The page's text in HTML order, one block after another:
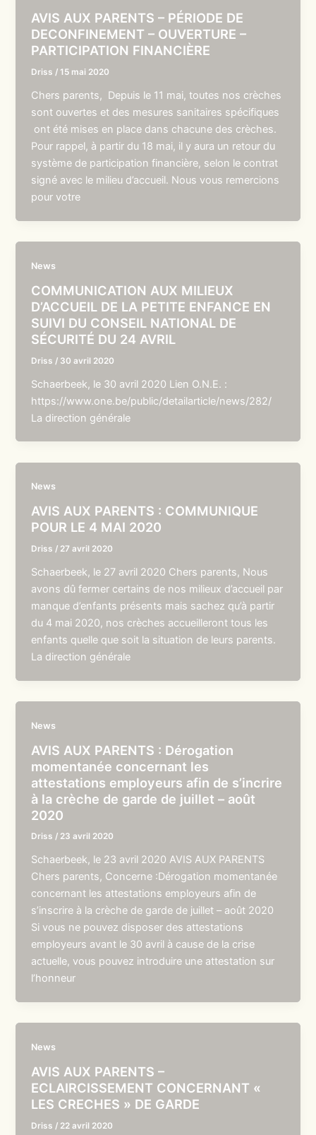
AVIS AUX PARENTS – PÉRIODE DE
DECONFINEMENT – OUVERTURE –
PARTICIPATION FINANCIÈRE
Driss /15 mai 2020
Chers parents, Depuis le 11 mai, toutes nos crèches
sont ouvertes et des mesures sanitaires spécifiques
ont été mises en place dans chacune des crèches.
Pour rappel, à partir du 18 mai, il y aura un retour du
système de participation financière, selon le contrat
signé avec le milieu d’accueil. Nous vous remercions
pour votre
News
COMMUNICATION AUX MILIEUX
D’ACCUEIL DE LA PETITE ENFANCE EN
SUIVI DU CONSEIL NATIONAL DE
SÉCURITÉ DU 24 AVRIL
Driss / 30 avril 2020
Schaerbeek, le 30 avril 2020 Lien O.N.E. :
https://www.one.be/public/detailarticle/news/282/
La direction générale
News
AVIS AUX PARENTS : COMMUNIQUE
POUR LE 4 MAI 2020
Driss / 27 avril 2020
Schaerbeek, le 27 avril 2020 Chers parents, Nous
avons dû fermer certains de nos milieux d’accueil par
manque d’enfants présents mais sachez qu’à partir
du 4 mai 2020, nos crèches accueilleront tous les
enfants quelle que soit la situation de leurs parents.
La direction générale
News
AVIS AUX PARENTS : Dérogation
momentanée concernant les
attestations employeurs afin de s’incrire
à la crèche de garde de juillet – août
2020
Driss / 23 avril 2020
Schaerbeek, le 23 avril 2020 AVIS AUX PARENTS
Chers parents, Concerne :Dérogation momentanée
concernant les attestations employeurs afin de
s’inscrire à la crèche de garde de juillet – août 2020
Si vous ne pouvez disposer des attestations
employeurs avant le 30 avril à cause de la crise
actuelle, vous pouvez introduire une attestation sur
l’honneur
News
AVIS AUX PARENTS –
ECLAIRCISSEMENT CONCERNANT «
LES CRECHES » DE GARDE
Driss / 22 avril 2020